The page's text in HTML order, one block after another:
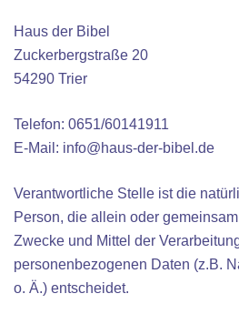
Haus der Bibel
Zuckerbergstraße 20
54290 Trier
Telefon: 0651/60141911
E-Mail: info@haus-der-bibel.de
Verantwortliche Stelle ist die
Person, die allein oder
Zwecke und Mittel der
personenbezogenen Daten (z.B.
o. Ä.) entscheidet.